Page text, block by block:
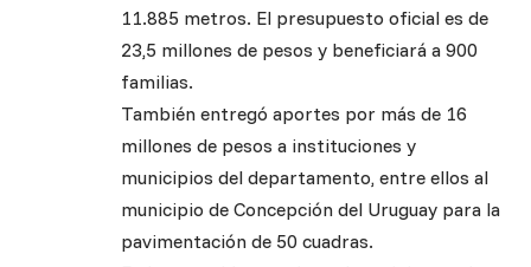
11.885 metros. El presupuesto oficial es de
23,5 millones de pesos y beneficiará a 900
familias.
También entregó aportes por más de 16
millones de pesos a instituciones y
municipios del departamento, entre ellos al
municipio de Concepción del Uruguay para la
pavimentación de 50 cuadras.